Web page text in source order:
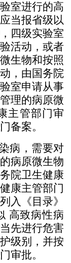
室进行的高
当报省级以
四级实验室
活动，或者
生物和按照
，由国务院
室申请从事
管理的病原微
主管部门审
备案。
病，需要对
病原微生物
院卫生健康
康主管部门
入《目录》
高致病性病
先进行危害
级别，并按
审批。